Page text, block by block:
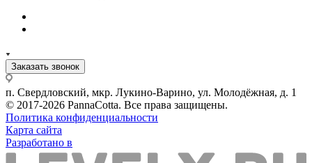
Заказать звонок
п. Свердловский, мкр. Лукино-Варино, ул. Молодёжная, д. 1
© 2017-2026 PannaCotta. Все права защищены.
Политика конфиденциальности
Карта сайта
Разработано в